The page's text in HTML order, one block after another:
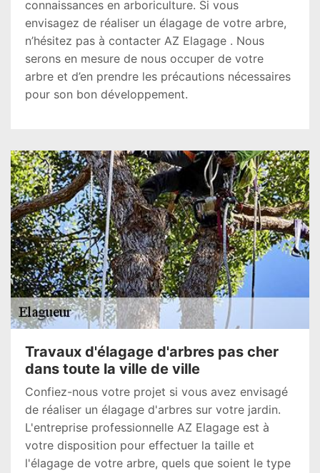
connaissances en arboriculture. Si vous
envisagez de réaliser un élagage de votre arbre,
n’hésitez pas à contacter AZ Elagage . Nous
serons en mesure de nous occuper de votre
arbre et d’en prendre les précautions nécessaires
pour son bon développement.
Travaux d'élagage d'arbres pas cher
dans toute la ville de ville
Confiez-nous votre projet si vous avez envisagé
de réaliser un élagage d'arbres sur votre jardin.
L'entreprise professionnelle AZ Elagage est à
votre disposition pour effectuer la taille et
l'élagage de votre arbre, quels que soient le type